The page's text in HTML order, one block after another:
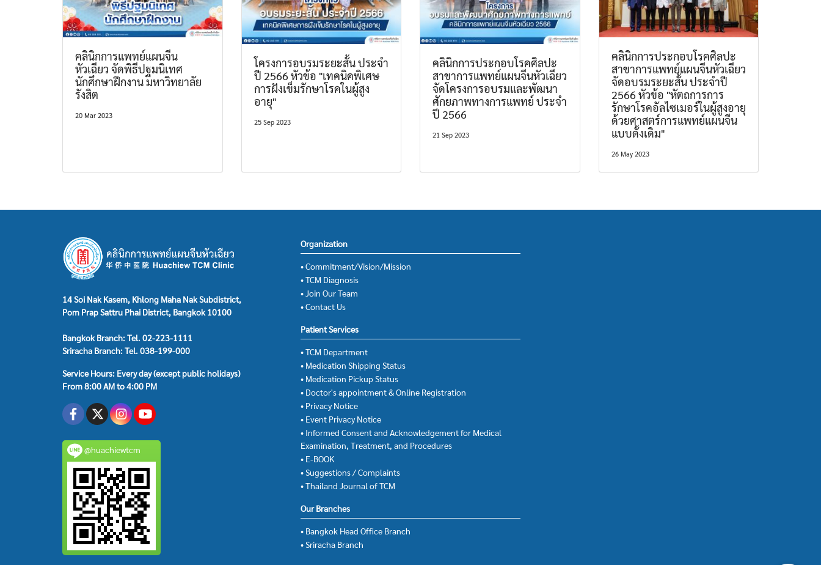
คลินิกการแพทย์แผนจีน
หัวเฉียว จัดพิธีปฐมนิเทศ
นักศึกษาฝึกงาน มหาวิทยาลัย
รังสิต
20 Mar 2023
โครงการอบรมระยะสั้น ประจำ
ปี 2566 หัวข้อ "เทคนิคพิเศษ
การฝังเข็มรักษาโรคในผู้สูง
อายุ"
25 Sep 2023
คลินิกการประกอบโรคศิลปะ
สาขาการแพทย์แผนจีนหัวเฉียว
จัดโครงการอบรมและพัฒนา
ศักยภาพทางการแพทย์ ประจำ
ปี 2566
21 Sep 2023
คลินิกการประกอบโรคศิลปะ
สาขาการแพทย์แผนจีนหัวเฉียว
จัดอบรมระยะสั้น ประจำปี
2566 หัวข้อ "หัตถการการ
รักษาโรคอัลไซเมอร์ในผู้สูงอายุ
ด้วยศาสตร์การแพทย์แผนจีน
แบบดั้งเดิม"
26 May 2023
14 Soi Nak Kasem, Khlong Maha Nak Subdistrict,
Pom Prap Sattru Phai District, Bangkok 10100
Bangkok Branch: Tel. 02-223-1111
Sriracha Branch: Tel. 038-199-000
Service Hours: Every day (except public holidays)
From 8:00 AM to 4:00 PM
@huachiewtcm
Organization
• Commitment/Vision/Mission
• TCM Diagnosis
• Join Our Team
• Contact Us
Patient Services
• TCM Department
• Medication Shipping Status
• Medication Pickup Status
• Doctor's appointment & Online Registration
• Privacy Notice
• Event Privacy Notice
• Informed Consent and Acknowledgement for Medical
Examination, Treatment, and Procedures
• E-BOOK
• Suggestions / Complaints
• Thailand Journal of TCM
Our Branches
• Bangkok Head Office Branch
• Sriracha Branch